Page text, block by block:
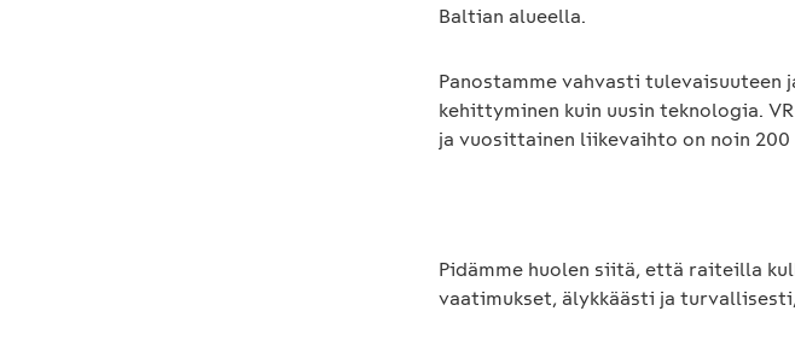
Baltian alueella.
Panostamme vahvasti tulevaisuuteen
kehittyminen kuin uusin teknologia.
ja vuosittainen liikevaihto on noin 200
Pidämme huolen siitä, että raiteilla
vaatimukset, älykkäästi ja